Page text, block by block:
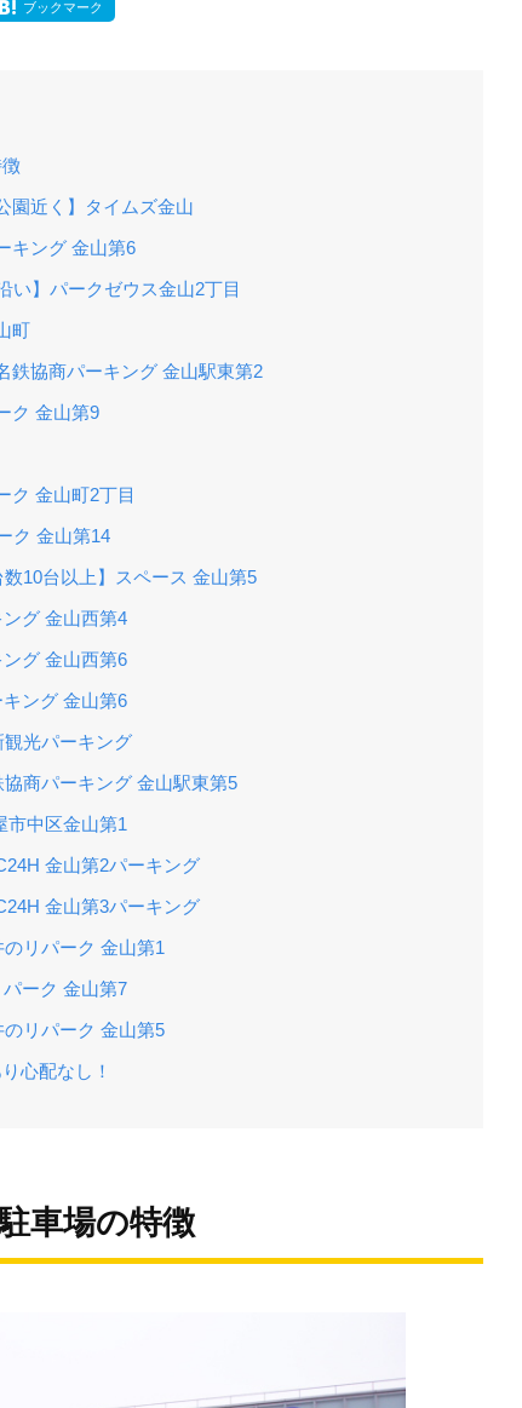
ブックマーク
園近く】タイムズ金山
キング 金山第6
い】パークゼウス金山2丁目
町
鉄協商パーキング 金山駅東第2
ク 金山第9
ク 金山町2丁目
ク 金山第14
10台以上】スペース 金山第5
グ 金山西第4
グ 金山西第6
ング 金山第6
光パーキング
商パーキング 金山駅東第5
市中区金山第1
金山第2パーキング
金山第3パーキング
リパーク 金山第1
ーク 金山第7
リパーク 金山第5
心配なし！
車場の特徴